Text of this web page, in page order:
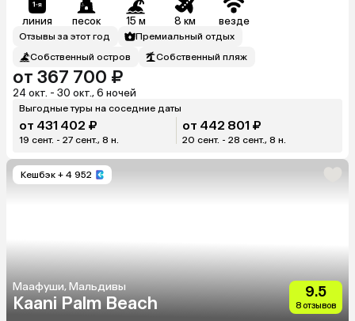
линия песок 15 м 8 км везде
Отзывы за этот год
Премиальный отдых
Собственный остров
Собственный пляж
от 367 700 ₽
24 окт. - 30 окт., 6 ночей
Выгодные туры на соседние даты
от 431 402 ₽
19 сент. - 27 сент., 8 н.
от 442 801 ₽
20 сент. - 28 сент., 8 н.
Кешбэк + 4 952
Маафуши, Мальдивы
Kaani Palm Beach
9.5
8 отзывов